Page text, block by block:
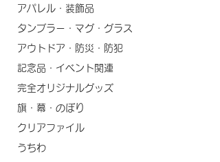
アパレル・装飾品
タンブラー・マグ・グラス
アウトドア・防災・防犯
記念品・イベント関連
完全オリジナルグッズ
旗・幕・のぼり
クリアファイル
うちわ